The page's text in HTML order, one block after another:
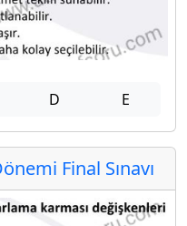
D E
Final Sınavı